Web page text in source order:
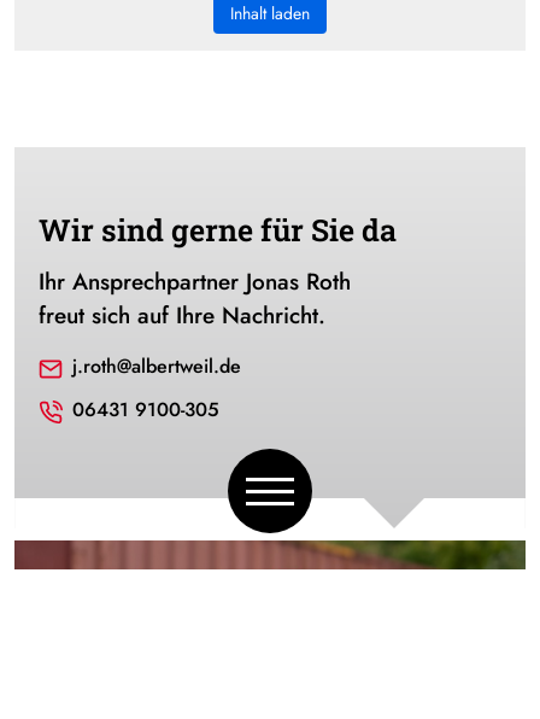
Inhalt laden
Wir sind gerne für Sie da
Ihr Ansprechpartner Jonas Roth
freut sich auf Ihre Nachricht.
j.roth@albertweil.de
06431 9100-305